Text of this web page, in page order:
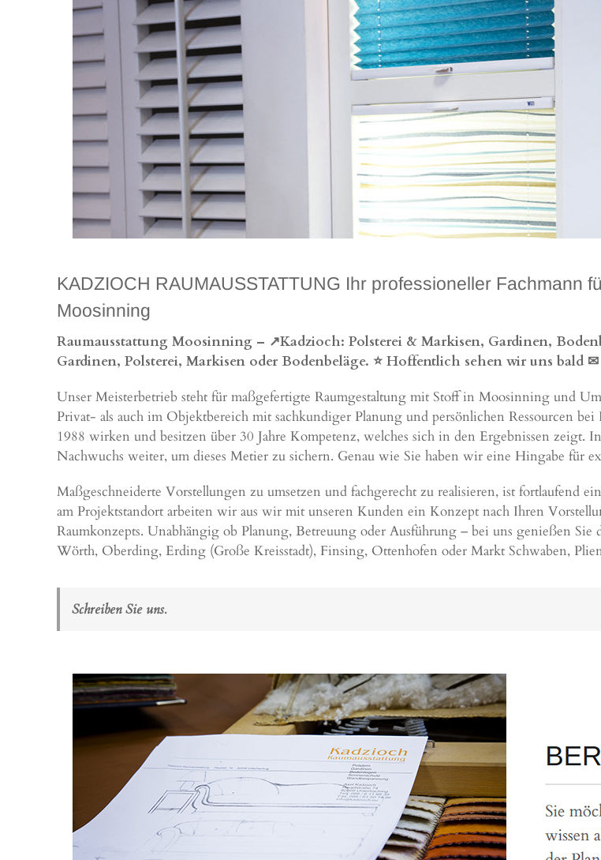
KADZIOCH RAUMAUSSTATTUNG Ihr professioneller Fachmann
Moosinning
Raumausstattung Moosinning – ↗️Kadzioch: Polsterei & Markisen, Gardinen,
Gardinen, Polsterei, Markisen oder Bodenbeläge. ⭐ Hoffentlich sehen wir uns bald ✉
Unser Meisterbetrieb steht für maßgefertigte Raumgestaltung mit Stoff in Moosinning und
Privat- als auch im Objektbereich mit sachkundiger Planung und persönlichen Ressourcen
1988 wirken und besitzen über 30 Jahre Kompetenz, welches sich in den Ergebnissen zeigt.
Nachwuchs weiter, um dieses Metier zu sichern. Genau wie Sie haben wir eine Hingabe für
Maßgeschneiderte Vorstellungen zu umsetzen und fachgerecht zu realisieren, ist fortlaufend
am Projektstandort arbeiten wir aus wir mit unseren Kunden ein Konzept nach Ihren
Raumkonzepts. Unabhängig ob Planung, Betreuung oder Ausführung – bei uns genießen Sie
Wörth, Oberding, Erding (Große Kreisstadt), Finsing, Ottenhofen oder Markt Schwaben,
Schreiben Sie uns.